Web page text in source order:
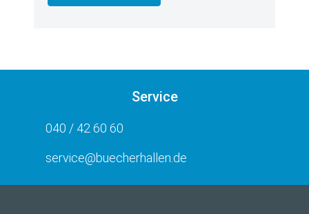
Service
040 / 42 60 60
service@buecherhallen.de